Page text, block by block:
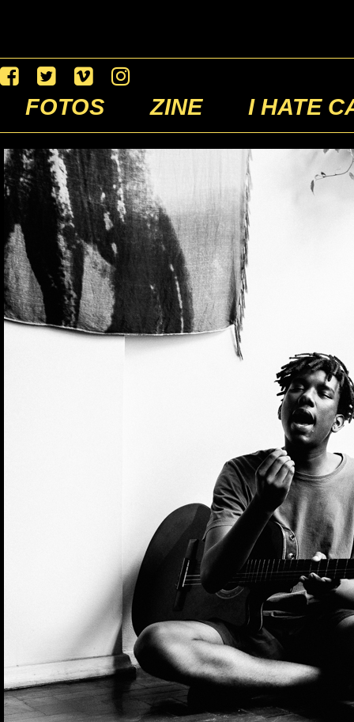
FOTOS ZINE I HATE